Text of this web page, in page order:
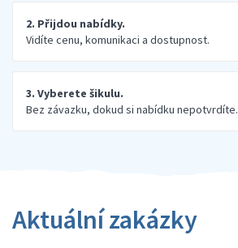
2. Přijdou nabídky.
Vidíte cenu, komunikaci a dostupnost.
3. Vyberete šikulu.
Bez závazku, dokud si nabídku nepotvrdíte.
Aktuální zakázky